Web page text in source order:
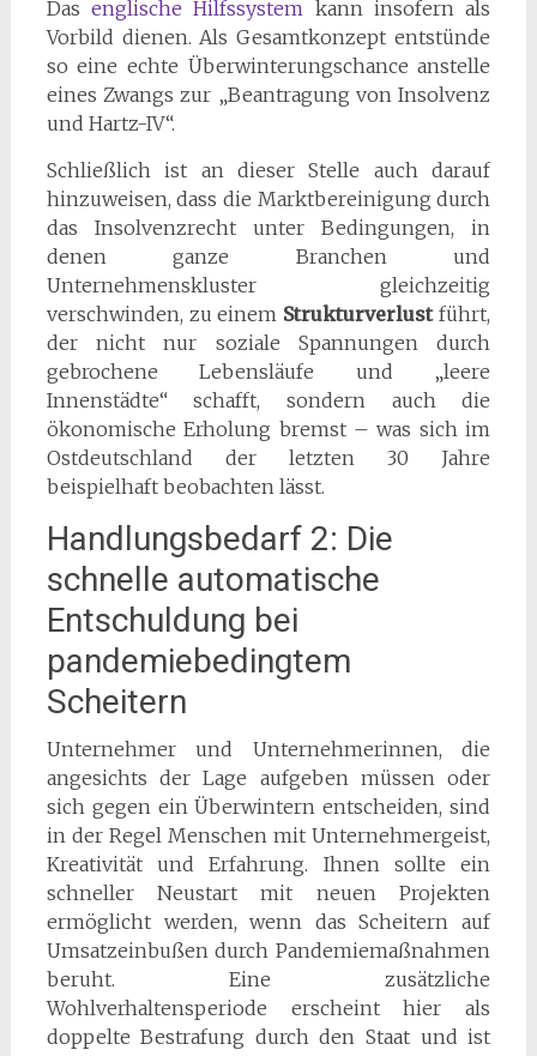
Dasenglische Hilfssystem kann insofern als
Vorbild dienen. Als Gesamtkonzept entstünde
so eine echte Überwinterungschance anstelle
eines Zwangs zur „Beantragung von Insolvenz
und Hartz-IV“.
Schließlich ist an dieser Stelle auch darauf
hinzuweisen, dass die Marktbereinigung durch
das Insolvenzrecht unter Bedingungen, in
denen ganze Branchen und
Unternehmenskluster gleichzeitig
verschwinden, zu einem Strukturverlustführt,
der nicht nur soziale Spannungen durch
gebrochene Lebensläufe und „leere
Innenstädte“ schafft, sondern auch die
ökonomische Erholung bremst – was sich im
Ostdeutschland der letzten 30 Jahre
beispielhaft beobachten lässt.
Handlungsbedarf 2: Die
schnelle automatische
Entschuldung bei
pandemiebedingtem
Scheitern
Unternehmer und Unternehmerinnen, die
angesichts der Lage aufgeben müssen oder
sich gegen ein Überwintern entscheiden, sind
in der Regel Menschen mit Unternehmergeist,
Kreativität und Erfahrung. Ihnen sollte ein
schneller Neustart mit neuen Projekten
ermöglicht werden, wenn das Scheitern auf
Umsatzeinbußen durch Pandemiemaßnahmen
beruht. Eine zusätzliche
Wohlverhaltensperiode erscheint hier als
doppelte Bestrafung durch den Staat und ist